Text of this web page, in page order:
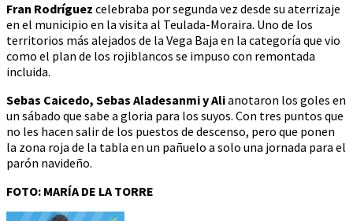
Fran Rodríguez celebraba por segunda vez desde su aterrizaje
en el municipio en la visita al Teulada-Moraira. Uno de los
territorios más alejados de la Vega Baja en la categoría que vio
como el plan de los rojiblancos se impuso con remontada
incluida.
Sebas Caicedo, Sebas Aladesanmi y Alianotaron los goles en
un sábado que sabe a gloria para los suyos. Con tres puntos que
no les hacen salir de los puestos de descenso, pero que ponen
la zona roja de la tabla en un pañuelo a solo una jornada para el
parón navideño.
FOTO: MARÍA DE LA TORRE